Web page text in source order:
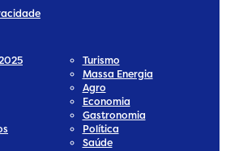
Turismo
Massa Energia
Agro
Economia
Gastronomia
Política
Saúde